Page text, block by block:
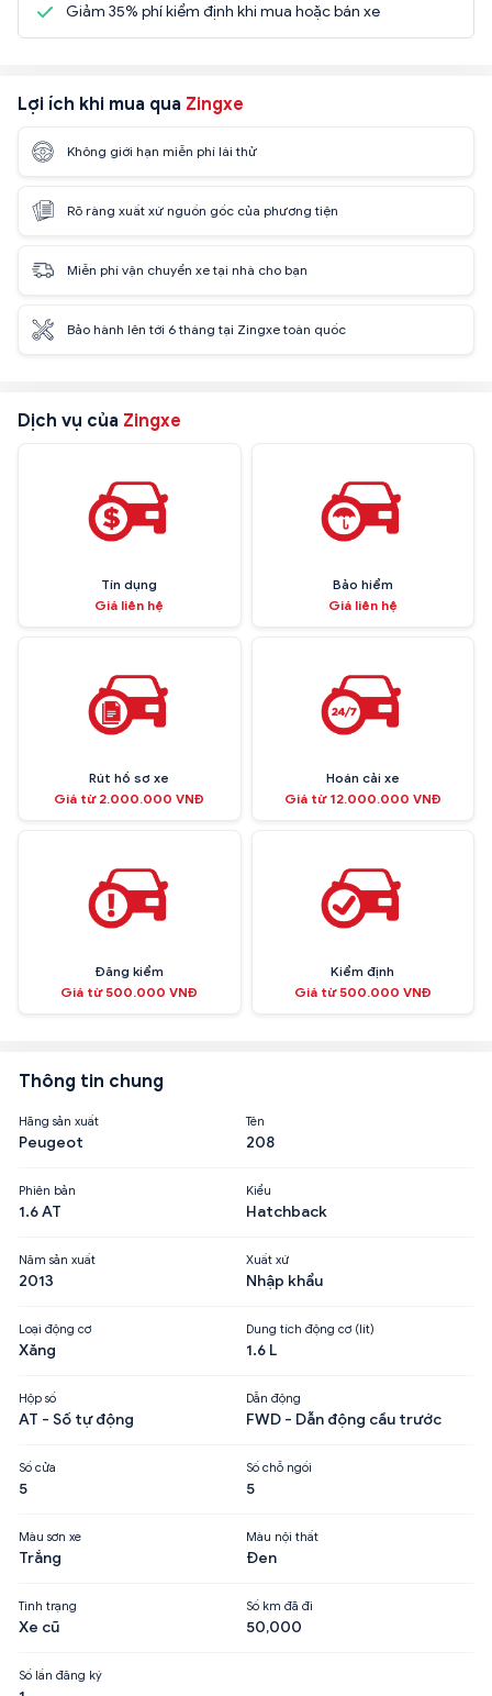
Giảm 35% phí kiểm định khi mua hoặc bán xe
Lợi ích khi mua qua Zingxe
Không giới hạn miễn phí lái thử
Rõ ràng xuất xứ nguồn gốc của phương tiện
Miễn phí vận chuyển xe tại nhà cho bạn
Bảo hành lên tới 6 tháng tại Zingxe toàn quốc
Dịch vụ của Zingxe
Tín dụng
Giá liên hệ
Bảo hiểm
Giá liên hệ
Rút hồ sơ xe
Giá từ 2.000.000 VNĐ
Hoán cải xe
Giá từ 12.000.000 VNĐ
Đăng kiểm
Giá từ 500.000 VNĐ
Kiểm định
Giá từ 500.000 VNĐ
Thông tin chung
Hãng sản xuất
Peugeot
Tên
208
Phiên bản
1.6 AT
Kiểu
Hatchback
Năm sản xuất
2013
Xuất xứ
Nhập khẩu
Loại động cơ
Xăng
Dung tích động cơ (lít)
1.6 L
Hộp số
AT - Số tự động
Dẫn động
FWD - Dẫn động cầu trước
Số cửa
5
Số chỗ ngồi
5
Màu sơn xe
Trắng
Màu nội thất
Đen
Tình trạng
Xe cũ
Số km đã đi
50,000
Số lần đăng ký